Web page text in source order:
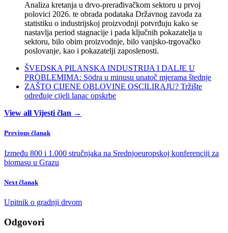
Analiza kretanja u drvo-prerađivačkom sektoru u prvoj
polovici 2026. te obrada podataka Državnog zavoda za
statistiku o industrijskoj proizvodnji potvrđuju kako se
nastavlja period stagnacije i pada ključnih pokazatelja u
sektoru, bilo obim proizvodnje, bilo vanjsko-trgovačko
poslovanje, kao i pokazatelji zaposlenosti.
ŠVEDSKA PILANSKA INDUSTRIJA I DALJE U
PROBLEMIMA: Södra u minusu unatoč mjerama štednje
ZAŠTO CIJENE OBLOVINE OSCILIRAJU? Tržište
određuje cijeli lanac opskrbe
View all Vijesti član →
Previous članak
Između 800 i 1.000 stručnjaka na Srednjoeuropskoj konferenciji za
biomasu u Grazu
Next članak
Upitnik o gradnji drvom
Odgovori